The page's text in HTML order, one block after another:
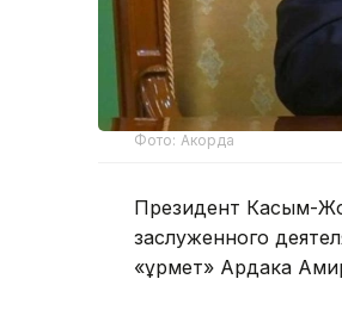
Фото: Акорда
Президент Касым-
заслуженного
«Құрмет» Ардака